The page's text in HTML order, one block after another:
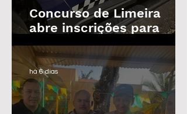
Concurso de Limeira
abre inscrições para
Guarda Civil, Trânsito e
Defesa Civil com 30
vagas imediatas
há 6 dias